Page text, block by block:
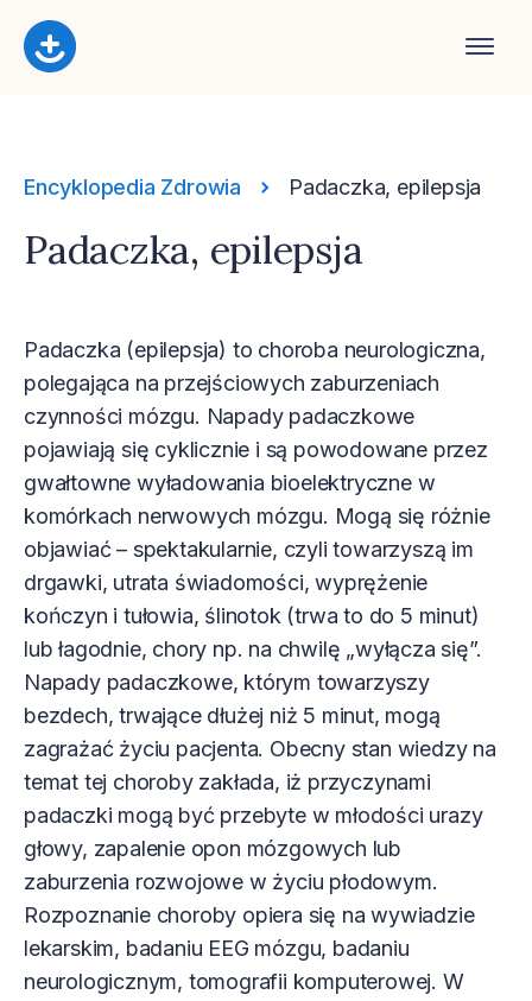
Encyklopedia Zdrowia Padaczka, epilepsja
Padaczka, epilepsja
Padaczka (epilepsja) to choroba neurologiczna,
polegająca na przejściowych zaburzeniach
czynności mózgu. Napady padaczkowe
pojawiają się cyklicznie i są powodowane przez
gwałtowne wyładowania bioelektryczne w
komórkach nerwowych mózgu. Mogą się różnie
objawiać – spektakularnie, czyli towarzyszą im
drgawki, utrata świadomości, wyprężenie
kończyn i tułowia, ślinotok (trwa to do 5 minut)
lub łagodnie, chory np. na chwilę „wyłącza się”.
Napady padaczkowe, którym towarzyszy
bezdech, trwające dłużej niż 5 minut, mogą
zagrażać życiu pacjenta. Obecny stan wiedzy na
temat tej choroby zakłada, iż przyczynami
padaczki mogą być przebyte w młodości urazy
głowy, zapalenie opon mózgowych lub
zaburzenia rozwojowe w życiu płodowym.
Rozpoznanie choroby opiera się na wywiadzie
lekarskim, badaniu EEG mózgu, badaniu
neurologicznym, tomografii komputerowej. W